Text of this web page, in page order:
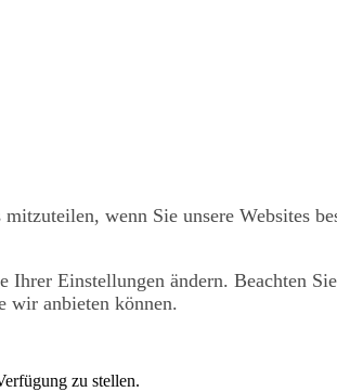
wenn Sie unsere Websites
Einstellungen ändern. Beachten
wir anbieten können.
zu stellen.